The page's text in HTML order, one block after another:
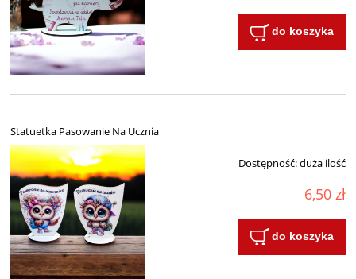
do koszyka
Statuetka Pasowanie Na Ucznia
Dostępność:duża ilość
6,50 zł
do koszyka